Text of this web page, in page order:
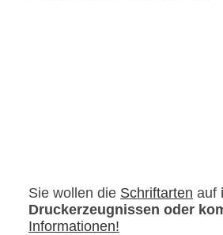
Sie wollen die Schriftarten auf
Druckerzeugnissen oder
Informationen!